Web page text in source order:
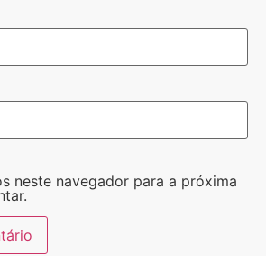
neste navegador para a próxima